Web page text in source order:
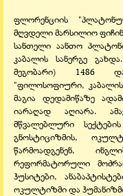
ფლორენციის
მღვდელი მარსილიო
სანთელი აანთო
კაბალის სანერგე
მეგობარი) 1486
"ფილოსოფიური,
მაგია დედამიწაზე
იარაღად აღიარა.
მწვალებლური
გნოსტიციზმის,
წარმოადგენენ,
რეფორმატორული
ჰუსიტები,
ოკულტიზმი და